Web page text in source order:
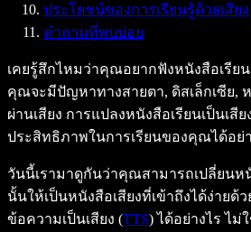
ประโยชน์ของการเรียนรู้ด้วยเสียง
คำถามที่พบบ่อย
เคยรู้สึกไหมว่าคุณอยากฟังหนังสือเรีย
คุณจะมีปัญหาทางสายตา, ดิสเล็กเซีย,
ผ่านเสียง การแปลงหนังสือเรียนเป็นเสี
ประสิทธิภาพในการเรียนของคุณได้อย่
วันนี้เรามาดูกันว่าคุณสามารถเปลี่ยนห
นั้นให้เป็นหนังสือเสียงที่เข้าถึงได้ง่ายด้
ข้อความเป็นเสียง (TTS) ได้อย่างไร ไ